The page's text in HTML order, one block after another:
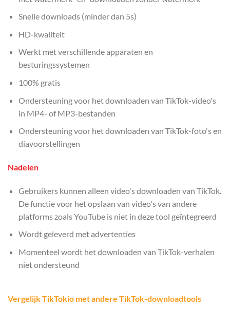
Snelle downloads (minder dan 5s)
HD-kwaliteit
Werkt met verschillende apparaten en
besturingssystemen
100% gratis
Ondersteuning voor het downloaden van TikTok-video's
in MP4- of MP3-bestanden
Ondersteuning voor het downloaden van TikTok-foto's en
diavoorstellingen
Nadelen
Gebruikers kunnen alleen video's downloaden van TikTok.
De functie voor het opslaan van video's van andere
platforms zoals YouTube is niet in deze tool geïntegreerd
Wordt geleverd met advertenties
Momenteel wordt het downloaden van TikTok-verhalen
niet ondersteund
Vergelijk TikTokio met andere TikTok-downloadtools